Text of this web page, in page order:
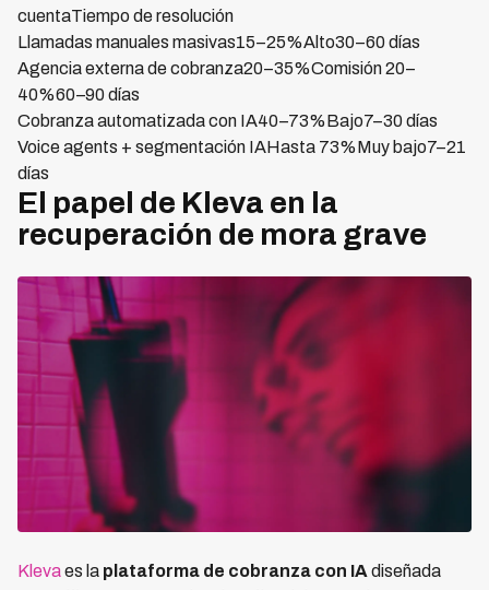
cuentaTiempo de resolución
Llamadas manuales masivas15–25%Alto30–60 días
Agencia externa de cobranza20–35%Comisión 20–
40%60–90 días
Cobranza automatizada con IA40–73%Bajo7–30 días
Voice agents + segmentación IAHasta 73%Muy bajo7–21
días
El papel de Kleva en la
recuperación de mora grave
Klevaes la plataforma de cobranza con IA diseñada